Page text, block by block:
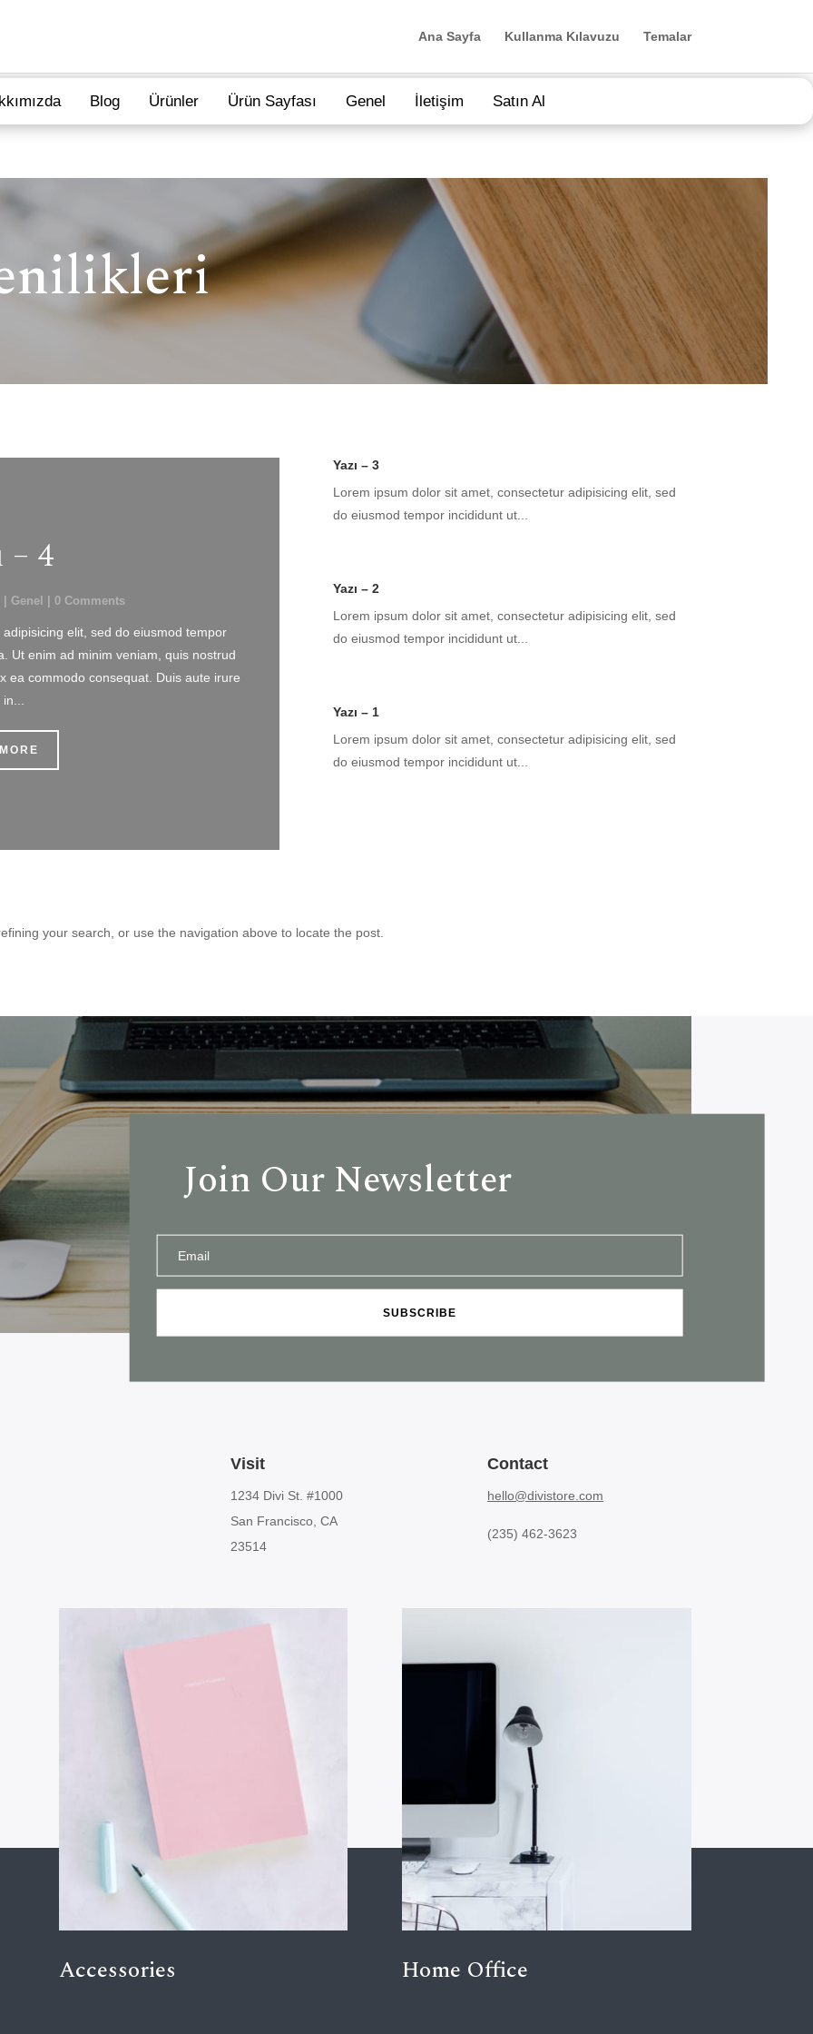
Ana Sayfa Kullanma Kılavuzu Temalar
Blog Ürünler Ürün Sayfası Genel İletişim Satın Al
– 4
Genel | 0 Comments
elit, sed do eiusmod tempor
Ut enim ad minim veniam, quis nostrud
ea commodo consequat. Duis aute irure
in...
Yazı – 3
Lorem ipsum dolor sit amet, consectetur adipisicing elit, sed
do eiusmod tempor incididunt ut...
Yazı – 2
Lorem ipsum dolor sit amet, consectetur adipisicing elit, sed
do eiusmod tempor incididunt ut...
Yazı – 1
Lorem ipsum dolor sit amet, consectetur adipisicing elit, sed
do eiusmod tempor incididunt ut...
your search, or use the navigation above to locate the post.
Join Our Newsletter
SUBSCRIBE
Visit
1234 Divi St. #1000
San Francisco, CA
23514
Contact
hello@divistore.com
(235) 462-3623
Accessories Home Office